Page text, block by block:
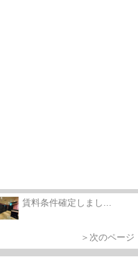
賃料条件確定しまし...
＞次のページ